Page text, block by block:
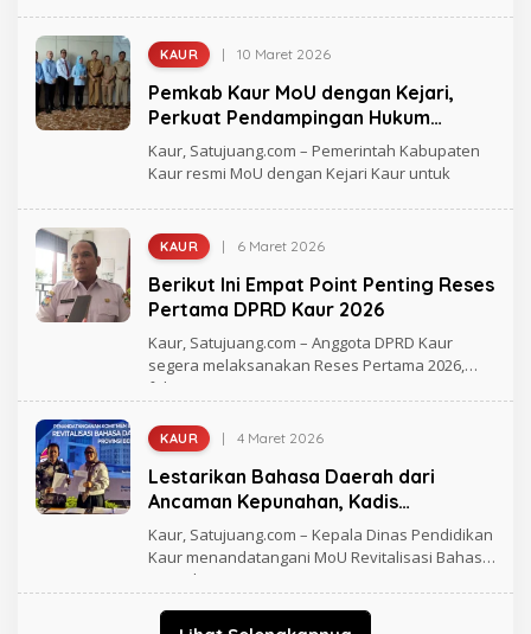
A
Pemkab Kaur MoU dengan Kejari,
Perkuat Pendampingan Hukum
Pembangunan
KAUR | 10 Maret 2026
O
E
H
R
A
G
H
A
Kaur, Satujuang.com – Pemerintah Kabupaten
Kaur resmi MoU dengan Kejari Kaur untuk
Berikut Ini Empat Point Penting Reses
Pertama DPRD Kaur 2026
KAUR | 6 Maret 2026
O
E
H
R
A
G
H
M
A
Kaur, Satujuang.com – Anggota DPRD Kaur
segera melaksanakan Reses Pertama 2026,
fokus
Lestarikan Bahasa Daerah dari
Ancaman Kepunahan, Kadis
Pendidikan Kaur Teken MoU
KAUR | 4 Maret 2026
O
E
H
R
A
G
H
A
Kaur, Satujuang.com – Kepala Dinas Pendidikan
Kaur menandatangani MoU Revitalisasi Bahasa
Daerah